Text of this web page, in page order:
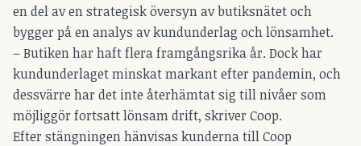
en del av en strategisk översyn av butiksnätet och
bygger på en analys av kundunderlag och lönsamhet.
– Butiken har haft flera framgångsrika år. Dock har
kundunderlaget minskat markant efter pandemin, och
dessvärre har det inte återhämtat sig till nivåer som
möjliggör fortsatt lönsam drift, skriver Coop.
Efter stängningen hänvisas kunderna till Coop